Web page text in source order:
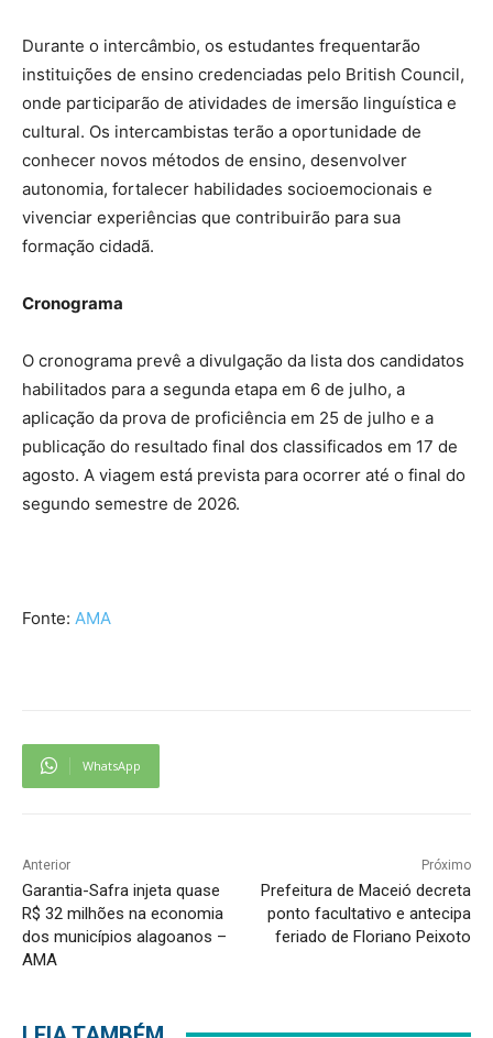
Durante o intercâmbio, os estudantes frequentarão
instituições de ensino credenciadas pelo British Council,
onde participarão de atividades de imersão linguística e
cultural. Os intercambistas terão a oportunidade de
conhecer novos métodos de ensino, desenvolver
autonomia, fortalecer habilidades socioemocionais e
vivenciar experiências que contribuirão para sua
formação cidadã.
Cronograma
O cronograma prevê a divulgação da lista dos candidatos
habilitados para a segunda etapa em 6 de julho, a
aplicação da prova de proficiência em 25 de julho e a
publicação do resultado final dos classificados em 17 de
agosto. A viagem está prevista para ocorrer até o final do
segundo semestre de 2026.
Fonte: AMA
WhatsApp
Anterior
Garantia-Safra injeta quase
R$ 32 milhões na economia
dos municípios alagoanos –
AMA
Próximo
Prefeitura de Maceió decreta
ponto facultativo e antecipa
feriado de Floriano Peixoto